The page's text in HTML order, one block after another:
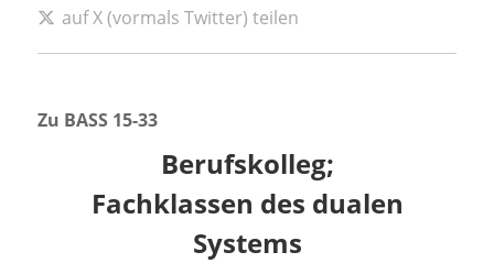
auf X (vormals Twitter) teilen
Zu BASS 15-33
Berufskolleg;
Fachklassen des dualen
Systems